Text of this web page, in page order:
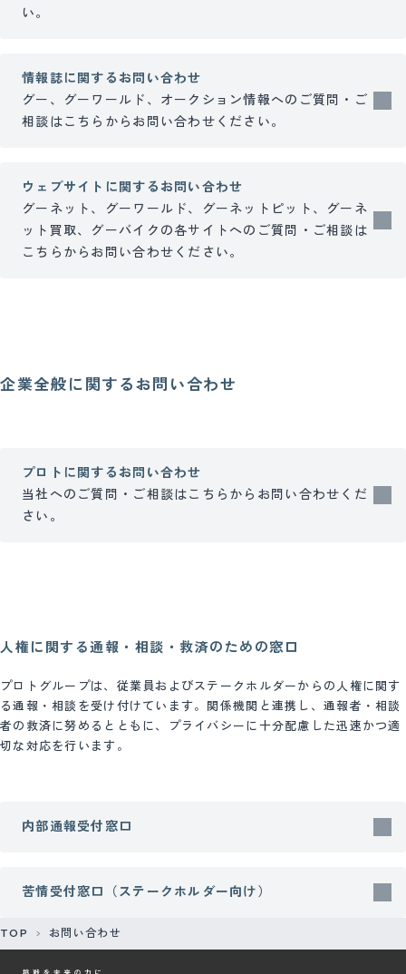
い。
情報誌に関するお問い合わせ
グー、グーワールド、オークション情報へのご質問・ご
相談はこちらからお問い合わせください。
ウェブサイトに関するお問い合わせ
グーネット、グーワールド、グーネットピット、グーネ
ット買取、グーバイクの各サイトへのご質問・ご相談は
こちらからお問い合わせください。
企業全般に関するお問い合わせ
プロトに関するお問い合わせ
当社へのご質問・ご相談はこちらからお問い合わせくだ
さい。
人権に関する通報・相談・救済のための窓口
プロトグループは、従業員およびステークホルダーからの人権に関す
る通報・相談を受け付けています。関係機関と連携し、通報者・相談
者の救済に努めるとともに、プライバシーに十分配慮した迅速かつ適
切な対応を行います。
内部通報受付窓口
苦情受付窓口（ステークホルダー向け）
TOP お問い合わせ